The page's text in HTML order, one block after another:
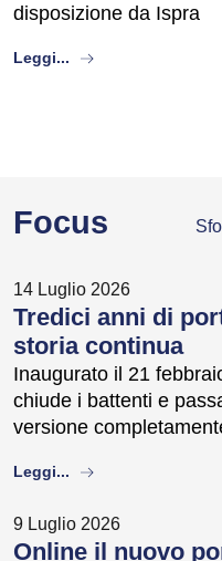
disposizione da Ispra
Leggi... about
Focus
14 Luglio 2026
Tredici anni di
storia continua
Inaugurato il 21
chiude i battenti e
versione
Leggi... about
9 Luglio 2026
Online il nuovo